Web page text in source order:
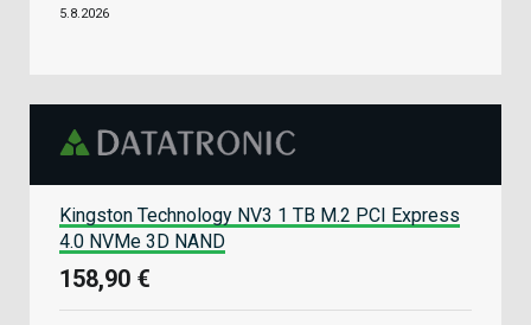
5.8.2026
Kingston Technology NV3 1 TB M.2 PCI Express
4.0 NVMe 3D NAND
158,90 €